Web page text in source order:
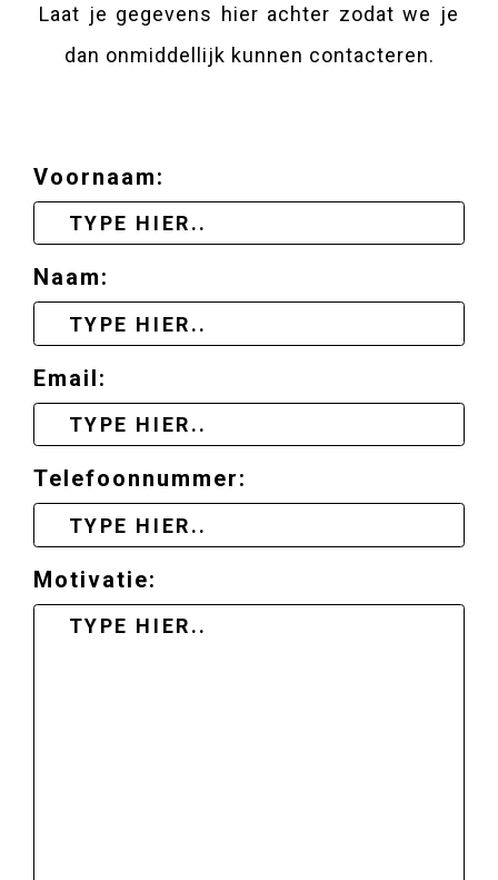
Laat je gegevens hier achter zodat we je
dan onmiddellijk kunnen contacteren.
Voornaam:
Naam:
Email:
Telefoonnummer:
Motivatie: